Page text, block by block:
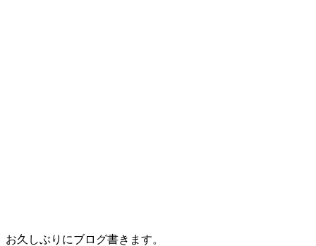
お久しぶりにブログ書きます。